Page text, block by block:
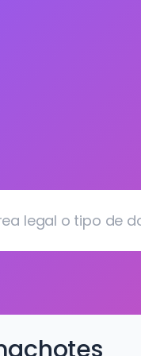
o tipo de